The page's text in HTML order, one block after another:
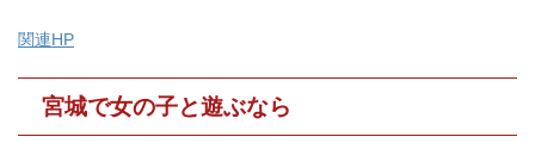
関連HP
宮城で女の子と遊ぶなら